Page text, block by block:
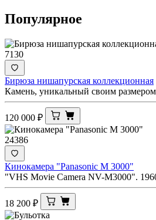
Популярное
7130
Бирюза нишапурская коллекционная
Камень, уникальный своим
120 000 ₽
24386
Кинокамера "Panasonic M 3000"
"VHS Movie Camera NV-M3000".
18 200 ₽